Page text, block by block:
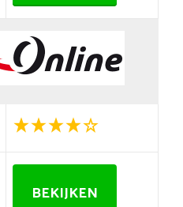
BEKIJKEN